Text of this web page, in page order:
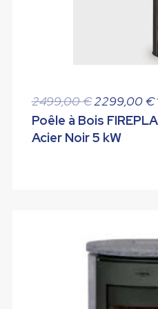
2499,00€ Le
prix
initial
2299,00€
Poêle à Bois
Acier Noir 5 kW